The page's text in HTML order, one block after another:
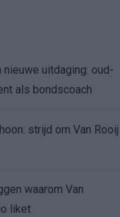
nieuwe uitdaging: oud-
als bondscoach
strijd om Van Rooij
waarom Van
liket